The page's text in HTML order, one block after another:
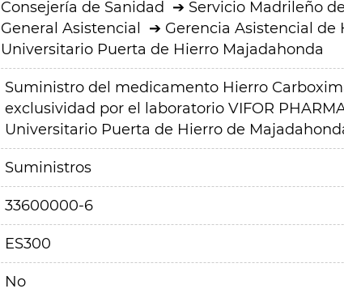
Consejería de Sanidad Servicio Madrileño
General Asistencial
Gerencia Asistencial de
Universitario Puerta de Hierro Majadahonda
Suministro del medicamento Hierro
exclusividad por el laboratorio VIFOR
Universitario Puerta de Hierro de
Suministros
33600000-6
ES300
No